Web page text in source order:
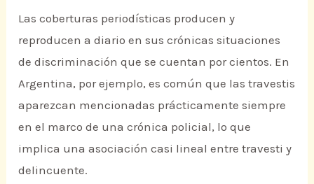
Las coberturas periodísticas producen y
reproducen a diario en sus crónicas situaciones
de discriminación que se cuentan por cientos. En
Argentina, por ejemplo, es común que las travestis
aparezcan mencionadas prácticamente siempre
en el marco de una crónica policial, lo que
implica una asociación casi lineal entre travesti y
delincuente.